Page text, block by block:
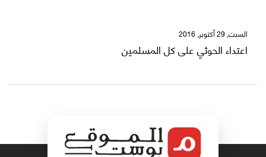
السبت, 29 أكتوبر, 2016
اعتداء الحوثي على كل المسلمين